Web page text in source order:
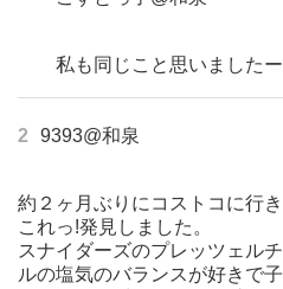
私も同じこと思いましたー
2 9393@和泉
約２ヶ月ぶりにコストコに行き
これっ!発見しました。
スナイダーズのプレッツェル
ルの塩気のバランスが好きで